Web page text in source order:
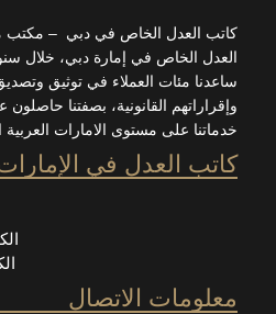
العدل الخاص في دبي – مكتب مرخص
الخاص في إمارة دبي، خلال سنوات طويلة
مئات العملاء في توثيق وتصديق عقودهم
القانونية، بصفتنا حاصلون على
على مستوى الامارات العربية المتحدة.
العدل في الإمارات
الكاتب
الكاتب
الكاتب
الاتصال